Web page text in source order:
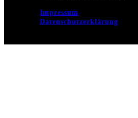
Impressum
Datenschutzerklärung